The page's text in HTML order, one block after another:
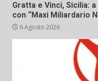
Gratta e Vinci, Sicilia:
con “Maxi Miliardario
6 Agosto 2026